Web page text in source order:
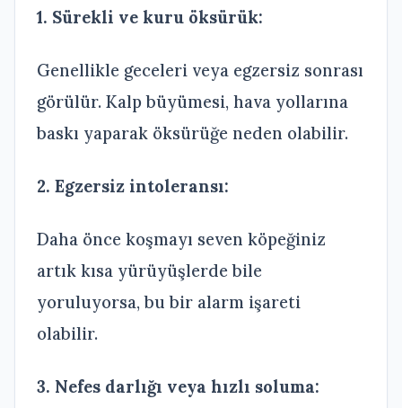
1. Sürekli ve kuru öksürük:
Genellikle geceleri veya egzersiz sonrası
görülür. Kalp büyümesi, hava yollarına
baskı yaparak öksürüğe neden olabilir.
2. Egzersiz intoleransı:
Daha önce koşmayı seven köpeğiniz
artık kısa yürüyüşlerde bile
yoruluyorsa, bu bir alarm işareti
olabilir.
3. Nefes darlığı veya hızlı soluma: